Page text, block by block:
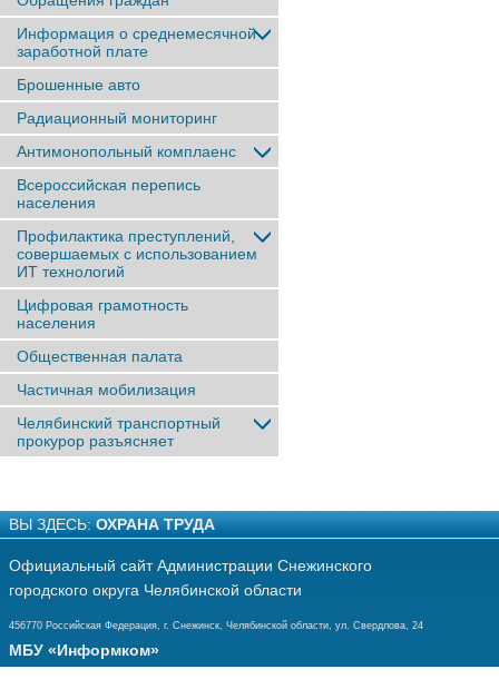
Информация о среднемесячной
заработной плате
Брошенные авто
Радиационный мониторинг
Антимонопольный комплаенс
Всероссийская перепись
населения
Профилактика преступлений,
совершаемых с использованием
ИТ технологий
Цифровая грамотность
населения
Общественная палата
Частичная мобилизация
Челябинский транспортный
прокурор разъясняет
ВЫ ЗДЕСЬ: ОХРАНА ТРУДА
Официальный сайт Администрации Снежинского
городского округа Челябинской области
456770 Российская Федерация, г. Снежинск, Челябинской области, ул. Свердлова, 24
МБУ «Информком»